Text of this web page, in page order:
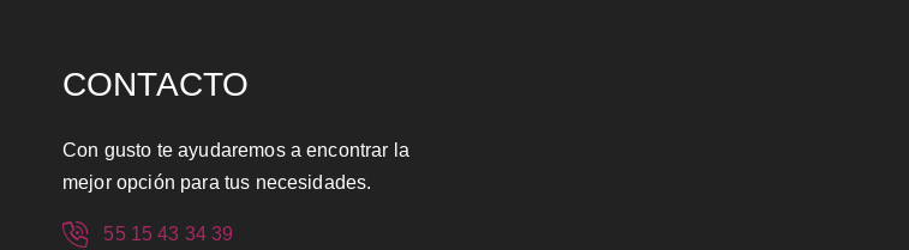
CONTACTO
Con gusto te ayudaremos a encontrar la
mejor opción para tus necesidades.
55 15 43 34 39